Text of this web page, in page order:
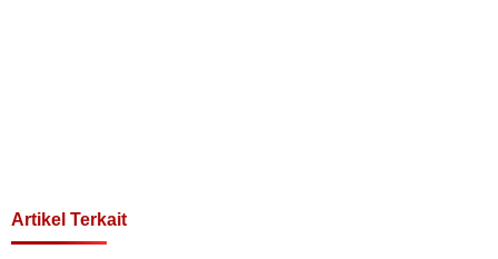
Artikel Terkait